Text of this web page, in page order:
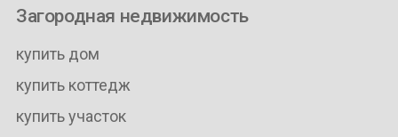
Загородная недвижимость
купить дом
купить коттедж
купить участок